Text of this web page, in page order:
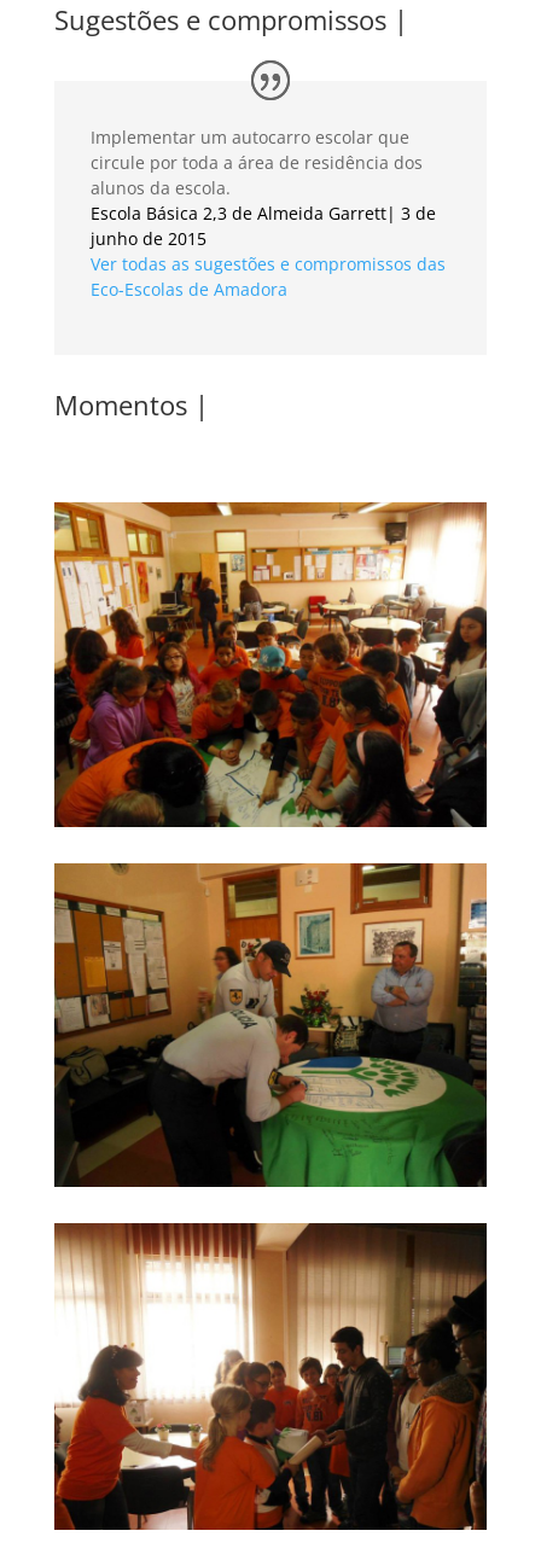
Sugestões e compromissos |
Implementar um autocarro escolar que
circule por toda a área de residência dos
alunos da escola.
Escola Básica 2,3 de Almeida Garrett| 3 de
junho de 2015
Ver todas as sugestões e compromissos das
Eco-Escolas de Amadora
Momentos |